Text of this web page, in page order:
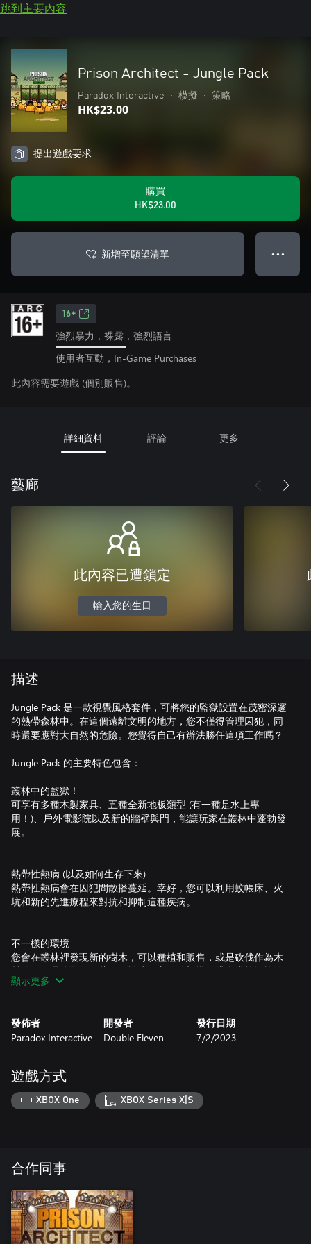
跳到主要內容
Prison Architect - Jungle Pack
Paradox Interactive • 模擬 • 策略
HK$23.00
提出遊戲要求
購買
HK$23.00
新增至願望清單 ● ● ●
16+
強烈暴力，裸露，強烈語言
使用者互動，In-Game Purchases
此內容需要遊戲 (個別販售)。
詳細資料 評論 更多
藝廊
此內容已遭鎖定
輸入您的生日
描述
Jungle Pack 是一款視覺風格套件，可將您的監獄設置在茂密深邃
的熱帶森林中。在這個遠離文明的地方，您不僅得管理囚犯，同
時還要應對大自然的危險。您覺得自己有辦法勝任這項工作嗎？
Jungle Pack 的主要特色包含：
叢林中的監獄！
可享有多種木製家具、五種全新地板類型 (有一種是水上專
用！)、戶外電影院以及新的牆壁與門，能讓玩家在叢林中蓬勃發
展。
熱帶性熱病 (以及如何生存下來)
熱帶性熱病會在囚犯間散播蔓延。幸好，您可以利用蚊帳床、火
坑和新的先進療程來對抗和抑制這種疾病。
不一樣的環境
您會在叢林裡發現新的樹木，可以種植和販售，或是砍伐作為木
材使用。還能取得一些可用於建造守衛瞭望塔、排水溝等設施的
木材。
顯示更多
發佈者
Paradox Interactive
開發者
Double Eleven
發行日期
7/2/2023
遊戲方式
XBOX One XBOX Series X|S
合作同事